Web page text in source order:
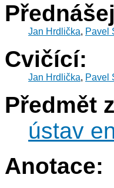
Jan Hrdlička, Pavel
Cvičící:
Jan Hrdlička, Pavel
Předmět
ústav
Anotace: